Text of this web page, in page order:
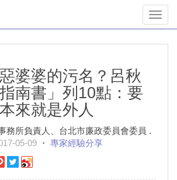
婆婆的污名？呂秋
南書」列10點：要
來就是外人
務所負責人、台北市廉政委員會委員 .
05-09 ・ 專家經驗分享